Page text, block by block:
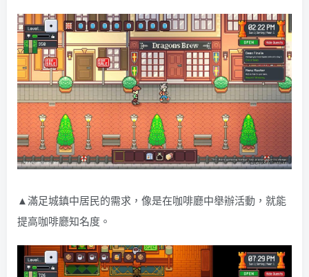
▲滿足城鎮中居民的需求，像是在咖啡廳中舉辦活動，就能
提高咖啡廳知名度。